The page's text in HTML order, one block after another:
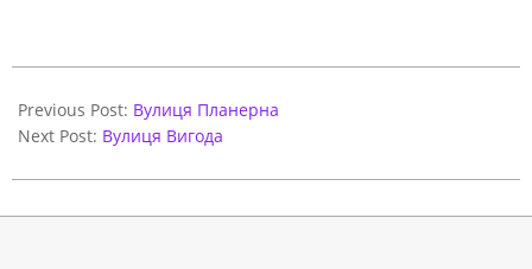
06-
01
Previous Post: Вулиця Планерна
Next Post: Вулиця Вигода